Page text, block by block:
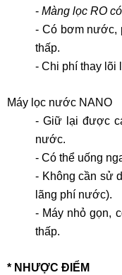
- Màng lọc RO
- Có bơm nước,
thấp.
- Chi phí thay lõi
Máy lọc nước NANO
- Giữ lại được
nước.
- Có thể uống
- Không cần sử
lãng phí nước).
- Máy nhỏ gọn,
thấp.
* NHƯỢC ĐIỂM